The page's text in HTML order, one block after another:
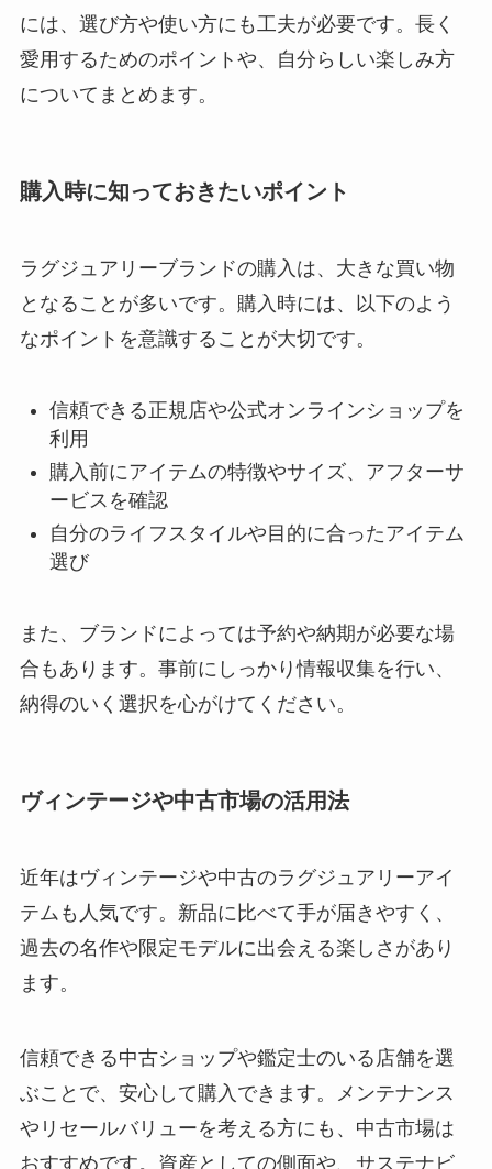
には、選び方や使い方にも工夫が必要です。長く
愛用するためのポイントや、自分らしい楽しみ方
についてまとめます。
購入時に知っておきたいポイント
ラグジュアリーブランドの購入は、大きな買い物
となることが多いです。購入時には、以下のよう
なポイントを意識することが大切です。
信頼できる正規店や公式オンラインショップを
利用
購入前にアイテムの特徴やサイズ、アフターサ
ービスを確認
自分のライフスタイルや目的に合ったアイテム
選び
また、ブランドによっては予約や納期が必要な場
合もあります。事前にしっかり情報収集を行い、
納得のいく選択を心がけてください。
ヴィンテージや中古市場の活用法
近年はヴィンテージや中古のラグジュアリーアイ
テムも人気です。新品に比べて手が届きやすく、
過去の名作や限定モデルに出会える楽しさがあり
ます。
信頼できる中古ショップや鑑定士のいる店舗を選
ぶことで、安心して購入できます。メンテナンス
やリセールバリューを考える方にも、中古市場は
おすすめです。資産としての側面や、サステナビ